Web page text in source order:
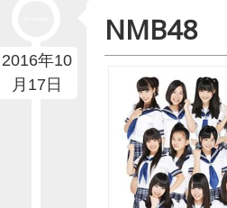
2016年10
月17日
NMB48